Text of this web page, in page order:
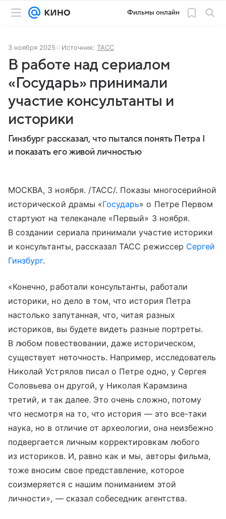
Фильмы онлайн
3 ноября 2025 Источник: ТАСС
В работе над сериалом
«Государь» принимали
участие консультанты и
историки
Гинзбург рассказал, что пытался понять Петра I
и показать его живой личностью
МОСКВА, 3 ноября. /ТАСС/. Показы многосерийной
исторической драмы «Государь» о Петре Первом
стартуют на телеканале «Первый» 3 ноября.
В создании сериала принимали участие историки
и консультанты, рассказал ТАСС режиссер Сергей
Гинзбург.
«Конечно, работали консультанты, работали
историки, но дело в том, что история Петра
настолько запутанная, что, читая разных
историков, вы будете видеть разные портреты.
В любом повествовании, даже историческом,
существует неточность. Например, исследователь
Николай Устрялов писал о Петре одно, у Сергея
Соловьева он другой, у Николая Карамзина
третий, и так далее. Это очень сложно, потому
что несмотря на то, что история — это все-таки
наука, но в отличие от археологии, она неизбежно
подвергается личным корректировкам любого
из историков. И, равно как и мы, авторы фильма,
тоже вносим свое представление, которое
соизмеряется с нашим пониманием этой
личности», — сказал собеседник агентства.